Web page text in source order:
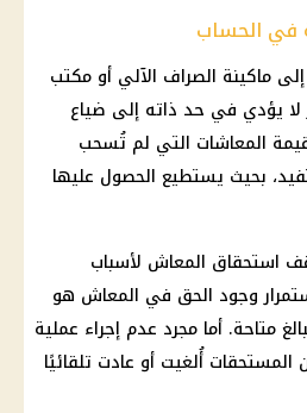
في الحساب
ماكينة الصراف الآلي أو مكتب
لا يؤدي في حد ذاته إلى ضياع
المعاشات التي لم تُسحب
بحيث يستطيع الحصول عليها
استحقاق المعاش لأسباب
وجود الحق في المعاش هو
متاحة. أما مجرد عدم إجراء عملية
أُلغيت أو عادت تلقائيًا